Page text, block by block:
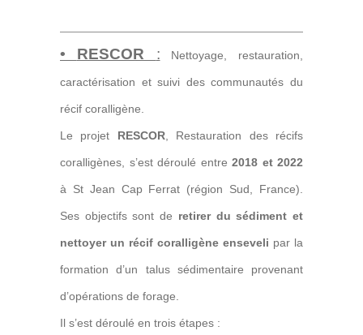
• RESCOR : Nettoyage, restauration,
caractérisation et suivi des communautés du
récif coralligène.
Le projet RESCOR, Restauration des récifs
coralligènes, s’est déroulé entre 2018 et 2022
à St Jean Cap Ferrat (région Sud, France).
Ses objectifs sont de retirer du sédiment et
nettoyer un récif coralligène enseveli par la
formation d’un talus sédimentaire provenant
d’opérations de forage.
Il s’est déroulé en trois étapes :